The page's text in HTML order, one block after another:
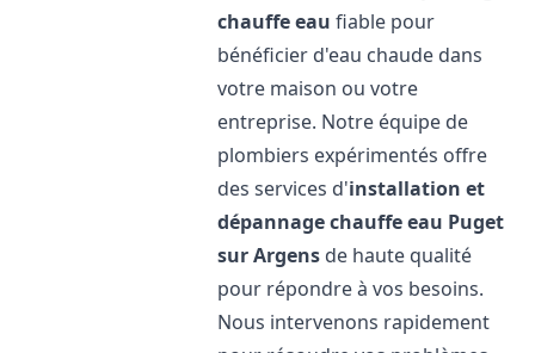
chauffe eau fiable pour
bénéficier d'eau chaude dans
votre maison ou votre
entreprise. Notre équipe de
plombiers expérimentés offre
des services d'installation et
dépannage chauffe eau Puget
sur Argens de haute qualité
pour répondre à vos besoins.
Nous intervenons rapidement